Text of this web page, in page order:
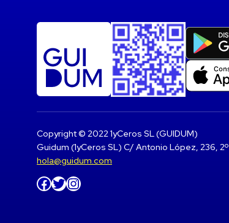
Copyright © 2022 1yCeros SL (GUIDUM)
Guidum (1yCeros SL) C/ Antonio López, 236, 2º
hola@guidum.com
Facebook Twitter Instagram